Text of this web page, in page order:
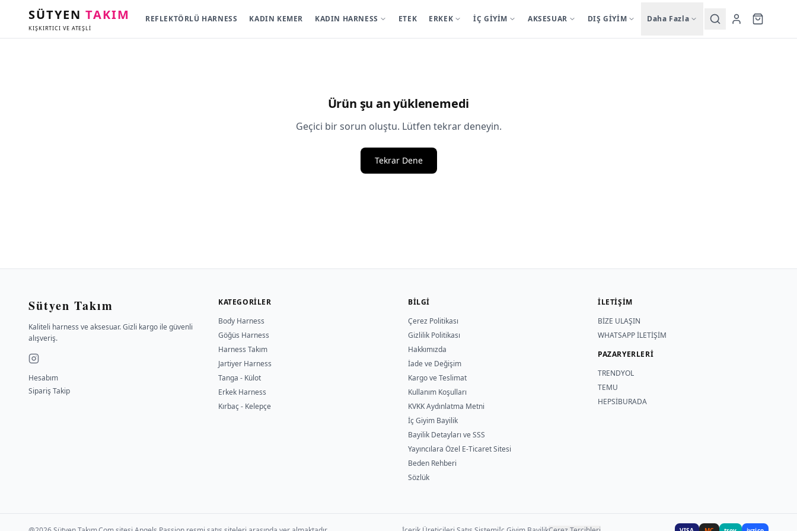
SÜTYEN TAKIM
KIŞKIRTICI VE ATEŞLİ
REFLEKTÖRLÜ HARNESS KADIN KEMER KADIN HARNESS ETEK ERKEK İÇ GİYİM AKSESUAR DIŞ GİYİM Daha Fazla
Ürün şu an yüklenemedi
Geçici bir sorun oluştu. Lütfen tekrar deneyin.
Tekrar Dene
Sütyen Takım
Kaliteli harness ve aksesuar. Gizli kargo ile güvenli
alışveriş.
Hesabım
Sipariş Takip
KATEGORILER
Body Harness
Göğüs Harness
Harness Takım
Jartiyer Harness
Tanga - Külot
Erkek Harness
Kırbaç - Kelepçe
BILGI
Çerez Politikası
Gizlilik Politikası
Hakkımızda
İade ve Değişim
Kargo ve Teslimat
Kullanım Koşulları
KVKK Aydınlatma Metni
İç Giyim Bayilik
Bayilik Detayları ve SSS
Yayıncılara Özel E-Ticaret Sitesi
Beden Rehberi
Sözlük
İLETİŞİM
BİZE ULAŞIN
WHATSAPP İLETİŞİM
PAZARYERLERİ
TRENDYOL
TEMU
HEPSİBURADA